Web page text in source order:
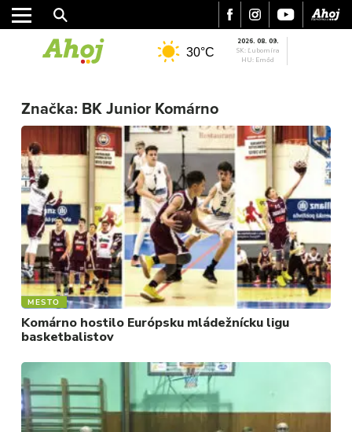
MESTO
REGIÓN
ŠPORT
KULTÚRA
FOTKY
VIDEO
MIX
30°C
2026. 08. 09.
SK: Ľubomíra
HU: Emőd
Značka: BK Junior Komárno
MESTO
Komárno hostilo Európsku mládežnícku ligu
basketbalistov